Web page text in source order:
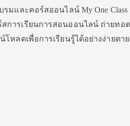
และคอร์สออนไลน์ My One
ารเรียนการสอนออนไลน์ ถ่ายทอ
ลดเพื่อการเรียนรู้ได้อย่างง่ายดาย